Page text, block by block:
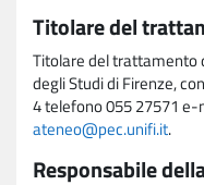
Titolare del
Titolare del trattamento
degli Studi di Firenze,
4 telefono 055 27571 e-
ateneo@pec.unifi.it.
Responsabile